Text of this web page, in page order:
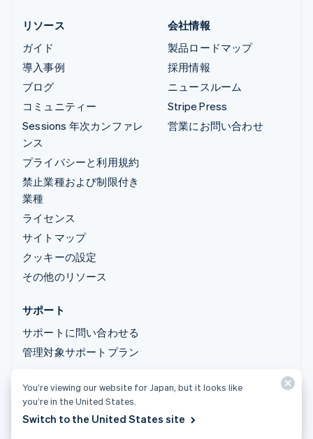
リソース
ガイド
導入事例
ブログ
コミュニティー
Sessions 年次カンファレ
ンス
プライバシーと利用規約
禁止業種および制限付き
業種
ライセンス
サイトマップ
クッキーの設定
その他のリソース
会社情報
製品ロードマップ
採用情報
ニュースルーム
Stripe Press
営業にお問い合わせ
サポート
サポートに問い合わせる
管理対象サポートプラン
© 2026 Stripe, LLC
You’re viewing our website for Japan, but it looks like
you’re in the United States.
Switch to the United States site